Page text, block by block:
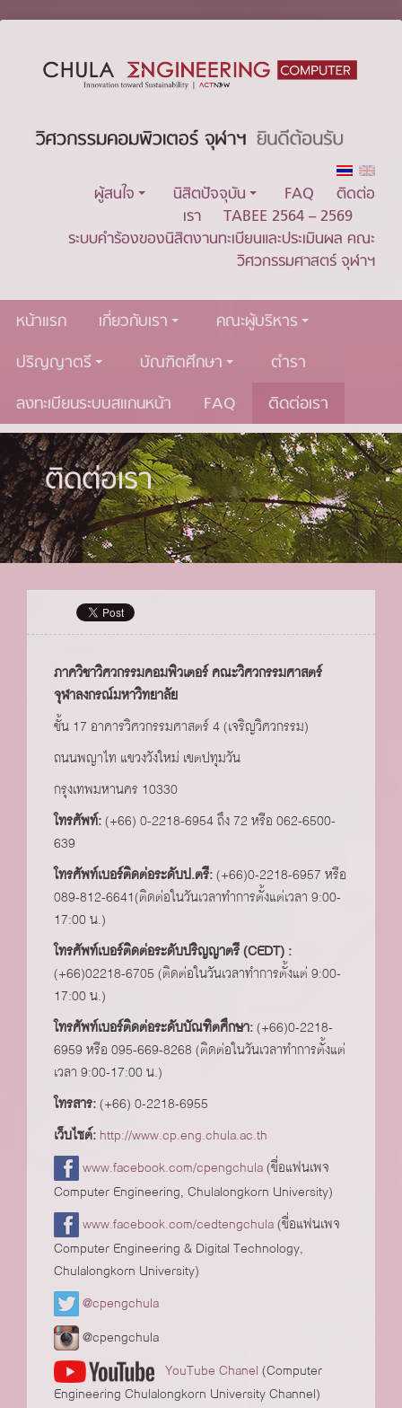
ผู้สนใจ นิสิตปัจจุบัน FAQ
ติดต่อ
เรา
TABEE 2564 – 2569
ระบบคำร้องของนิสิตงานทะเบียนและประเมินผล คณะ
วิศวกรรมศาสตร์ จุฬาฯ
หน้าแรก เกี่ยวกับเรา
คณะผู้บริหาร
ปริญญาตรี
บัณฑิตศึกษา
ตำรา
ลงทะเบียนระบบสแกนหน้า
FAQ ติดต่อเรา
ติดต่อเรา
ภาควิชาวิศวกรรมคอมพิวเตอร์ คณะวิศวกรรมศาสตร์
จุฬาลงกรณ์มหาวิทยาลัย
ชั้น 17 อาคารวิศวกรรมศาสตร์ 4 (เจริญวิศวกรรม)
ถนนพญาไท แขวงวังใหม่ เขตปทุมวัน
กรุงเทพมหานคร 10330
โทรศัพท์:(+66) 0-2218-6954 ถึง 72 หรือ 062-6500-
639
โทรศัพท์เบอร์ติดต่อระดับป.ตรี:(+66)0-2218-6957 หรือ
089-812-6641(ติดต่อในวันเวลาทำการตั้งแต่เวลา 9:00-
17:00 น.)
โทรศัพท์เบอร์ติดต่อระดับปริญญาตรี (CEDT) :
(+66)02218-6705 (ติดต่อในวันเวลาทำการตั้งแต่ 9:00-
17:00 น.)
โทรศัพท์เบอร์ติดต่อระดับบัณฑิตศึกษา:(+66)0-2218-
6959 หรือ 095-669-8268 (ติดต่อในวันเวลาทำการตั้งแต่
เวลา 9:00-17:00 น.)
โทรสาร:(+66) 0-2218-6955
เว็บไซต์:http://www.cp.eng.chula.ac.th
www.facebook.com/cpengchula(ชื่อแฟนเพจ
Computer Engineering, Chulalongkorn University)
www.facebook.com/cedtengchula(ชื่อแฟนเพจ
Computer Engineering & Digital Technology,
Chulalongkorn University)
@cpengchula
@cpengchula
YouTube Chanel(Computer
Engineering Chulalongkorn University Channel)